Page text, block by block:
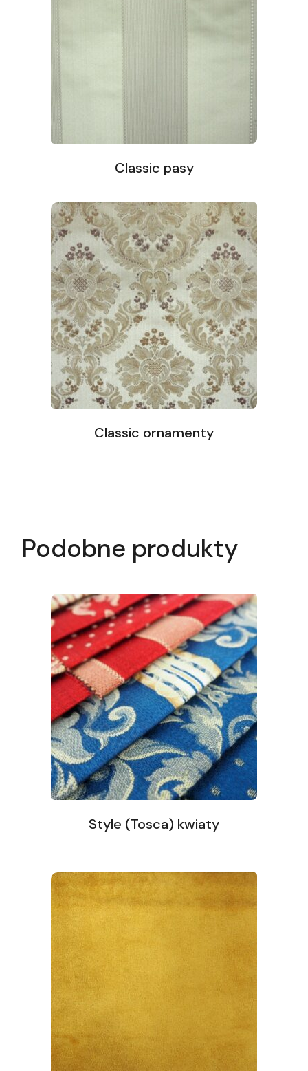
Classic pasy
Classic ornamenty
Podobne produkty
Style (Tosca) kwiaty